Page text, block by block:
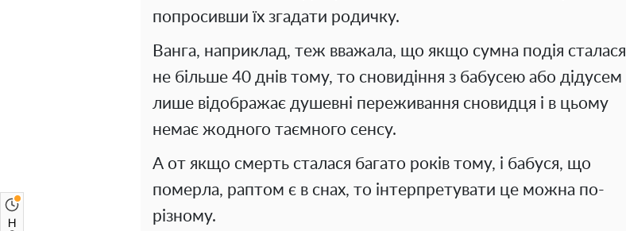
попросивши їх згадати родичку.
Ванга, наприклад, теж вважала, що якщо сумна подія сталася
не більше 40 днів тому, то сновидіння з бабусею або дідусем
лише відображає душевні переживання сновидця і в цьому
немає жодного таємного сенсу.
А от якщо смерть сталася багато років тому, і бабуся, що
померла, раптом є в снах, то інтерпретувати це можна по-
різному.